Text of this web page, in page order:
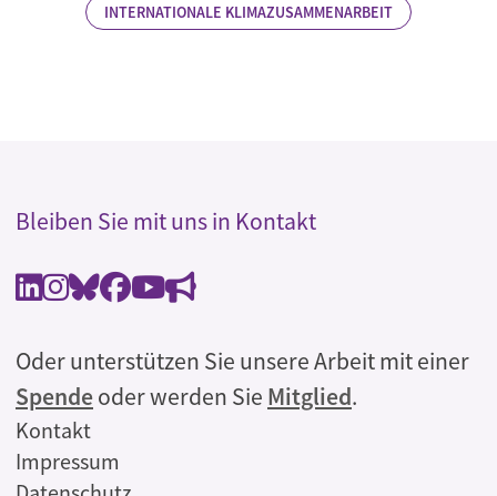
INTERNATIONALE KLIMAZUSAMMENARBEIT
Bleiben Sie mit uns in Kontakt
Oder unterstützen Sie unsere Arbeit mit einer
Spendeoder werden Sie Mitglied.
Rechtliches
Kontakt
Impressum